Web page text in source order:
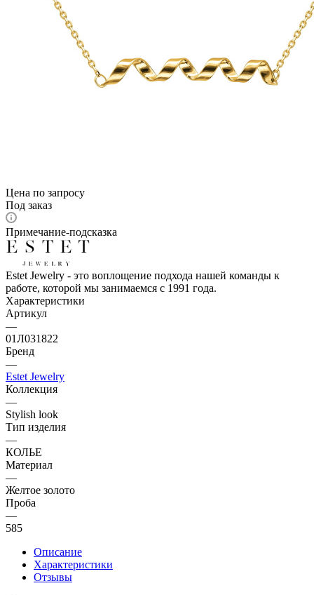
Цена по запросу
Под заказ
Примечание-подсказка
Estet Jewelry - это воплощение подхода нашей команды к
работе, которой мы занимаемся с 1991 года.
Характеристики
Артикул
—
01Л031822
Бренд
—
Estet Jewelry
Коллекция
—
Stylish look
Тип изделия
—
КОЛЬЕ
Материал
—
Желтое золото
Проба
—
585
Описание
Характеристики
Отзывы